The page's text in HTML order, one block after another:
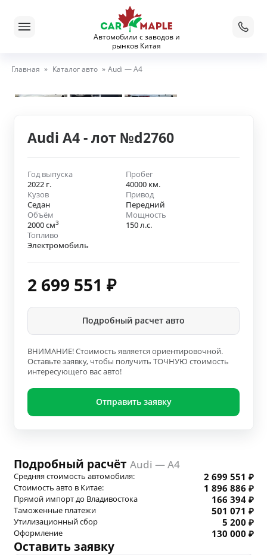
Автомобили с заводов и
рынков Китая
Главная » Каталог авто » Audi — A4
Audi A4 - лот №d2760
Год выпуска
2022 г.
Пробег
40000 км.
Кузов
Седан
Привод
Передний
Объём
2000 см3
Мощность
150 л.с.
Топливо
Электромобиль
2 699 551 ₽
Подробный расчет авто
ВНИМАНИЕ! Стоимость является ориентировочной.
Оставьте заявку, чтобы получить ТОЧНУЮ стоимость
интересующего вас авто!
Отправить заявку
Подробный расчёт Audi — A4
Средняя стоимость автомобиля: 2 699 551 ₽
Стоимость авто в Китае: 1 896 886 ₽
Прямой импорт до Владивостока 166 394 ₽
Таможенные платежи 501 071 ₽
Утилизационный сбор 5 200 ₽
Оформление 130 000 ₽
Оставить заявку